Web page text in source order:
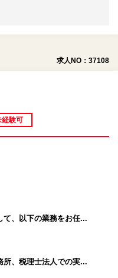
求人NO：37108
経験可
て、以下の業務をお任...
、税理士法人での実...